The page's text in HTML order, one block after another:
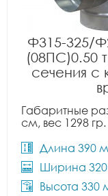
Ф315-325/
(08ПС)0.50
сечения с
Габаритные
см, вес 1298 гр.
Длина 390
Ширина
Высота 330